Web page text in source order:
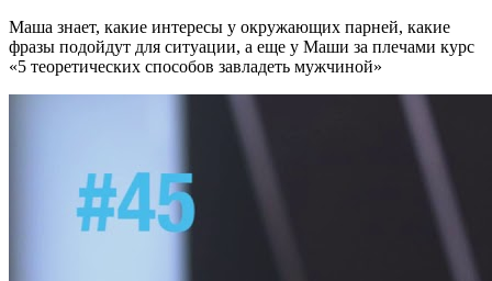
Маша знает, какие интересы у окружающих парней, какие
фразы подойдут для ситуации, а еще у Маши за плечами курс
«5 теоретических способов завладеть мужчиной»